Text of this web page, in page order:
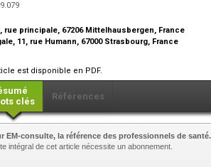
rue principale, 67206 Mittelhausbergen, France
11, rue Humann, 67000 Strasbourg, France
est disponible en PDF.
clés
Références
EM-consulte, la référence des professionnels de santé.
intégral de cet article nécessite un abonnement.